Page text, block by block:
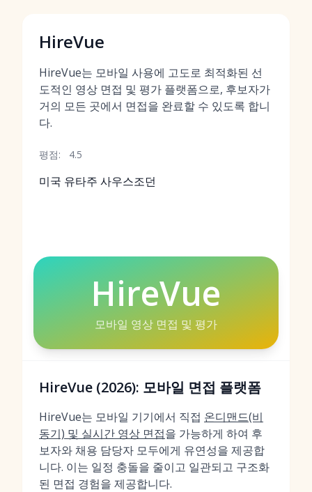
HireVue
HireVue는 모바일 사용에 고도로 최적화된 선
도적인 영상 면접 및 평가 플랫폼으로, 후보자가
거의 모든 곳에서 면접을 완료할 수 있도록 합니
다.
평점: 4.5
미국 유타주 사우스조던
HireVue
모바일 영상 면접 및 평가
HireVue (2026): 모바일 면접 플랫폼
HireVue는 모바일 기기에서 직접 온디맨드(비
동기) 및 실시간 영상 면접을 가능하게 하여 후
보자와 채용 담당자 모두에게 유연성을 제공합
니다. 이는 일정 충돌을 줄이고 일관되고 구조화
된 면접 경험을 제공합니다.